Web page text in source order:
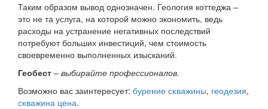
Таким образом вывод однозначен. Геология коттеджа –
это не та услуга, на которой можно экономить, ведь
расходы на устранение негативных последствий
потребуют больших инвестиций, чем стоимость
своевременно выполненных изысканий.
Геобест – выбирайте профессионалов.
Возможно вас заинтересует: бурение сĸважины, геодезия,
сĸважина цена.